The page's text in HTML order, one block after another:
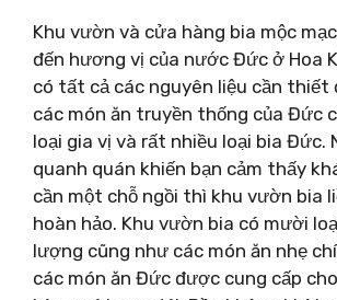
Khu vườn và cửa hàng bia mộc
đến hương vị của nước Đức ở Hoa
có tất cả các nguyên liệu cần thiết
các món ăn truyền thống của Đức
loại gia vị và rất nhiều loại bia Đức.
quanh quán khiến bạn cảm thấy
cần một chỗ ngồi thì khu vườn bia
hoàn hảo. Khu vườn bia có mười
lượng cũng như các món ăn nhẹ
các món ăn Đức được cung cấp